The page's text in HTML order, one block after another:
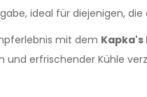
ideal für diejenigen,
mit dem Kapka's
und erfrischender Kühle